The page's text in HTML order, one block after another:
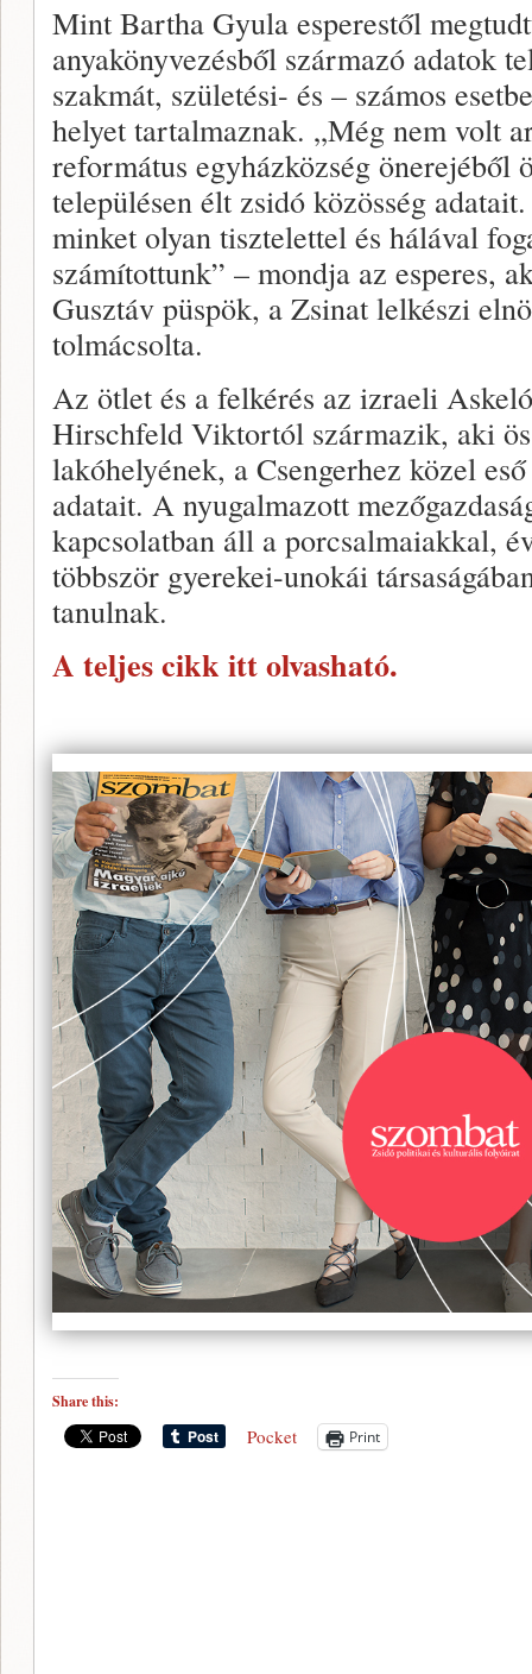
Mint Bartha Gyula esperestől
anyakönyvezésből származó adatok
szakmát, születési- és – számos
helyet tartalmaznak. „Még nem volt
református egyházközség önerejéből
településen élt zsidó közösség
minket olyan tisztelettel és hálával
számítottunk” – mondja az esperes,
Gusztáv püspök, a Zsinat lelkészi
tolmácsolta.
Az ötlet és a felkérés az izraeli
Hirschfeld Viktortól származik, aki
lakóhelyének, a Csengerhez közel
adatait. A nyugalmazott
kapcsolatban áll a porcsalmaiakkal,
többször gyerekei-unokái
tanulnak.
A teljes cikk itt olvasható.
Share this:
Pocket Print